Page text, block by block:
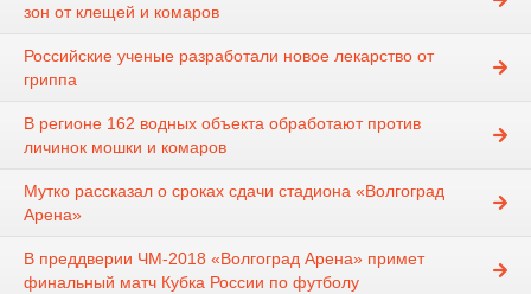
зон от клещей и комаров
Российские ученые разработали новое лекарство от
гриппа
В регионе 162 водных объекта обработают против
личинок мошки и комаров
Мутко рассказал о сроках сдачи стадиона «Волгоград
Арена»
В преддверии ЧМ-2018 «Волгоград Арена» примет
финальный матч Кубка России по футболу